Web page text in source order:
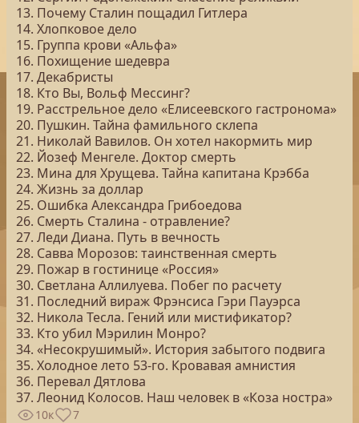
13. Почему Сталин пощадил Гитлера
14. Хлопковое дело
15. Группа крови «Альфа»
16. Похищение шедевра
17. Декабристы
18. Кто Вы, Вольф Мессинг?
19. Расстрельное дело «Елисеевского гастронома»
20. Пушкин. Тайна фамильного склепа
21. Николай Вавилов. Он хотел накормить мир
22. Йозеф Менгеле. Доктор смерть
23. Мина для Хрущева. Тайна капитана Крэбба
24. Жизнь за доллар
25. Ошибка Александра Грибоедова
26. Смерть Сталина - отравление?
27. Леди Диана. Путь в вечность
28. Савва Морозов: таинственная смерть
29. Пожар в гостинице «Россия»
30. Светлана Аллилуева. Побег по расчету
31. Последний вираж Фрэнсиса Гэри Пауэрса
32. Никола Тесла. Гений или мистификатор?
33. Кто убил Мэрилин Монро?
34. «Несокрушимый». История забытого подвига
35. Холодное лето 53-го. Кровавая амнистия
36. Перевал Дятлова
37. Леонид Колосов. Наш человек в «Коза ностра»
10к 7